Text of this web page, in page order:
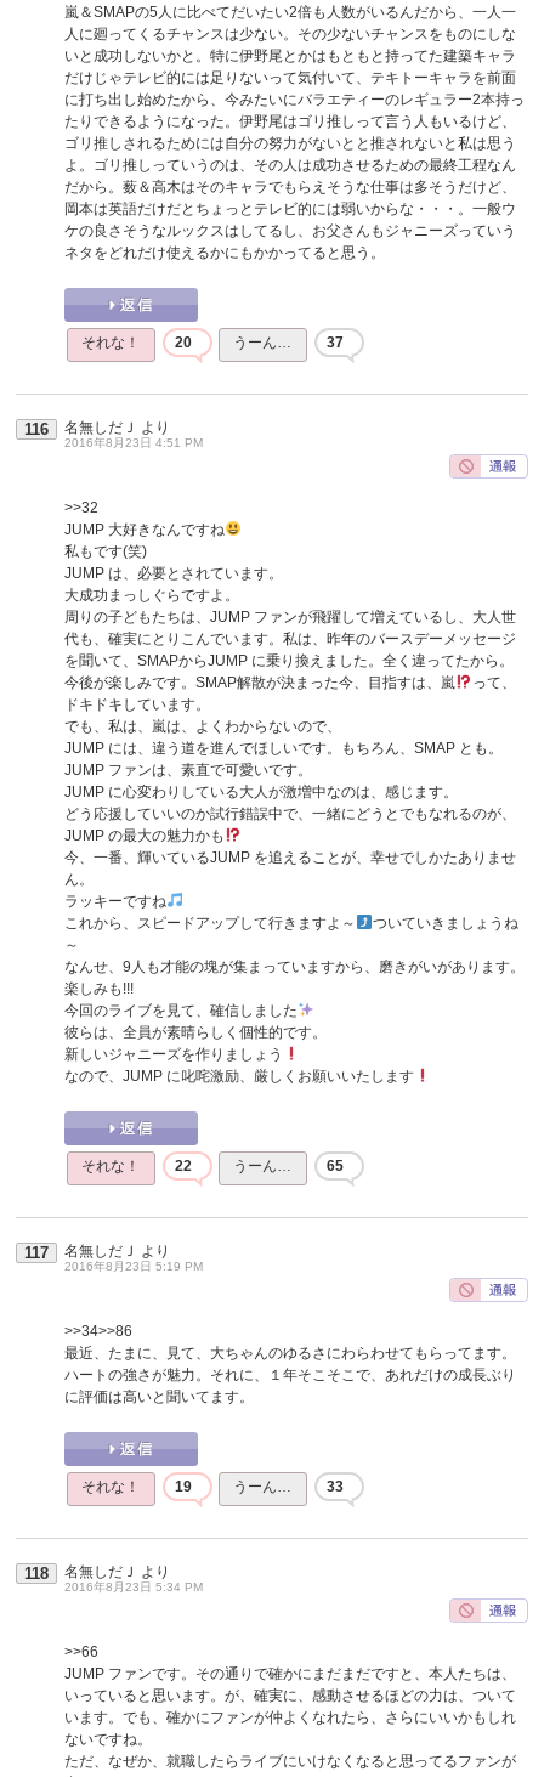
嵐＆SMAPの5人に比べてだいたい2倍も人数がいるんだから、一人一
人に廻ってくるチャンスは少ない。その少ないチャンスをものにしな
いと成功しないかと。特に伊野尾とかはもともと持ってた建築キャラ
だけじゃテレビ的には足りないって気付いて、テキトーキャラを前面
に打ち出し始めたから、今みたいにバラエティーのレギュラー2本持っ
たりできるようになった。伊野尾はゴリ推しって言う人もいるけど、
ゴリ推しされるためには自分の努力がないとと推されないと私は思う
よ。ゴリ推しっていうのは、その人は成功させるための最終工程なん
だから。薮＆高木はそのキャラでもらえそうな仕事は多そうだけど、
岡本は英語だけだとちょっとテレビ的には弱いからな・・・。一般ウ
ケの良さそうなルックスはしてるし、お父さんもジャニーズっていう
ネタをどれだけ使えるかにもかかってると思う。
それな！ 20 うーん… 37
116 名無しだＪ より
2016年8月23日 4:51 PM
>>32
JUMP 大好きなんですね
私もです(笑)
JUMP は、必要とされています。
大成功まっしぐらですよ。
周りの子どもたちは、JUMP ファンが飛躍して増えているし、大人世
代も、確実にとりこんでいます。私は、昨年のバースデーメッセージ
を聞いて、SMAPからJUMP に乗り換えました。全く違ってたから。
今後が楽しみです。SMAP解散が決まった今、目指すは、嵐
って、
ドキドキしています。
でも、私は、嵐は、よくわからないので、
JUMP には、違う道を進んでほしいです。もちろん、SMAP とも。
JUMP ファンは、素直で可愛いです。
JUMP に心変わりしている大人が激増中なのは、感じます。
どう応援していいのか試行錯誤中で、一緒にどうとでもなれるのが、
JUMP の最大の魅力かも
今、一番、輝いているJUMP を追えることが、幸せでしかたありませ
ん。
ラッキーですね
これから、スピードアップして行きますよ～
ついていきましょうね
～
なんせ、9人も才能の塊が集まっていますから、磨きがいがあります。
楽しみも!!!
今回のライブを見て、確信しました
彼らは、全員が素晴らしく個性的です。
新しいジャニーズを作りましょう
なので、JUMP に叱咤激励、厳しくお願いいたします
それな！ 22 うーん… 65
117 名無しだＪ より
2016年8月23日 5:19 PM
>>34>>86
最近、たまに、見て、大ちゃんのゆるさにわらわせてもらってます。
ハートの強さが魅力。それに、１年そこそこで、あれだけの成長ぶり
に評価は高いと聞いてます。
それな！ 19 うーん… 33
118 名無しだＪ より
2016年8月23日 5:34 PM
>>66
JUMP ファンです。その通りで確かにまだまだですと、本人たちは、
いっていると思います。が、確実に、感動させるほどの力は、ついて
います。でも、確かにファンが仲よくなれたら、さらにいいかもしれ
ないですね。
ただ、なぜか、就職したらライブにいけなくなると思ってるファンが